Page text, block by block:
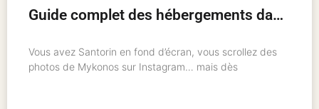
Guide complet des hébergements dans les îles grecques : où loger et comment bien choisir
Vous avez Santorin en fond d’écran, vous scrollez des
photos de Mykonos sur Instagram… mais dès